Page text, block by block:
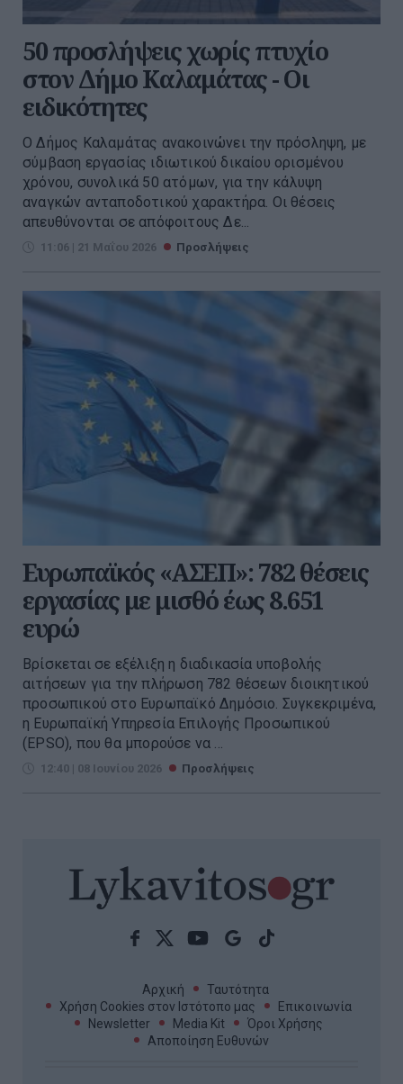
50 προσλήψεις χωρίς πτυχίο
στον Δήμο Καλαμάτας - Οι
ειδικότητες
Ο Δήμος Καλαμάτας ανακοινώνει την πρόσληψη, με
σύμβαση εργασίας ιδιωτικού δικαίου ορισμένου
χρόνου, συνολικά 50 ατόμων, για την κάλυψη
αναγκών ανταποδοτικού χαρακτήρα. Οι θέσεις
απευθύνονται σε απόφοιτους Δε...
11:06 | 21 Μαΐου 2026 Προσλήψεις
Ευρωπαϊκός «ΑΣΕΠ»: 782 θέσεις
εργασίας με μισθό έως 8.651
ευρώ
Βρίσκεται σε εξέλιξη η διαδικασία υποβολής
αιτήσεων για την πλήρωση 782 θέσεων διοικητικού
προσωπικού στο Ευρωπαϊκό Δημόσιο. Συγκεκριμένα,
η Ευρωπαϊκή Υπηρεσία Επιλογής Προσωπικού
(EPSO), που θα μπορούσε να ...
12:40 | 08 Ιουνίου 2026 Προσλήψεις
Αρχική
Ταυτότητα
Χρήση Cookies στον Ιστότοπο μας
Επικοινωνία
Newsletter
Media Kit
Όροι Χρήσης
Αποποίηση Ευθυνών